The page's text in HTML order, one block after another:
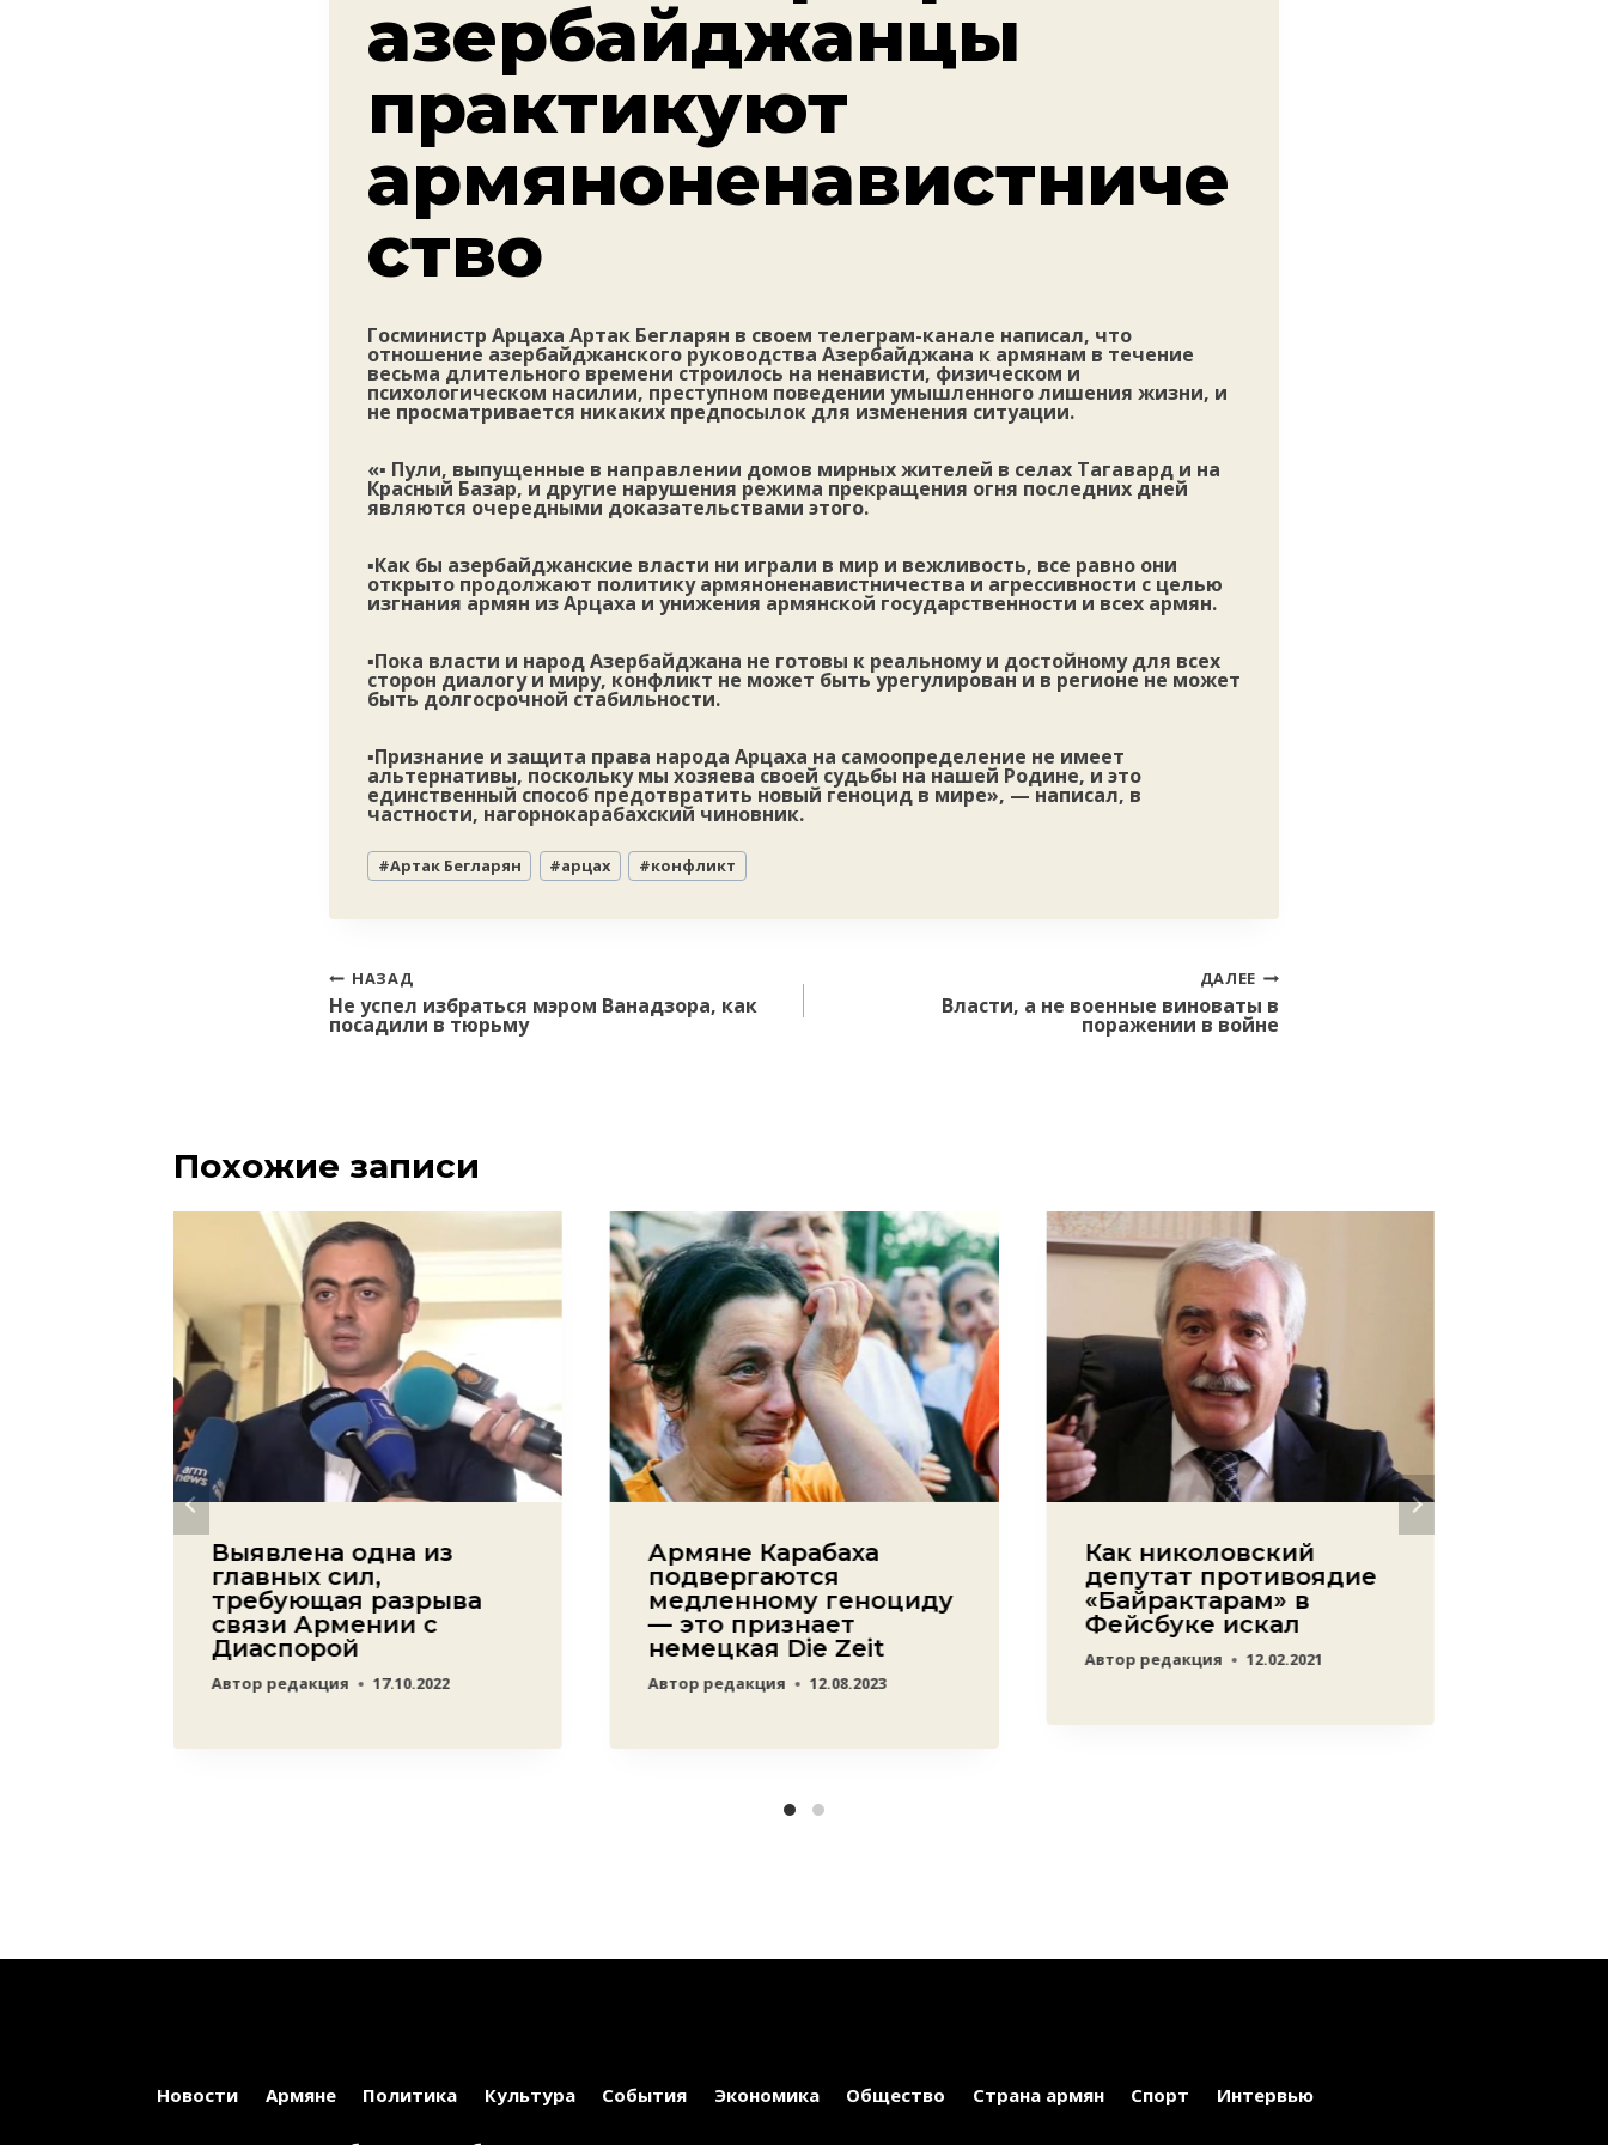
азербайджанцы
практикуют
армяноненавистниче
ство
Госминистр Арцаха Артак Бегларян в своем телеграм-канале написал, что
отношение азербайджанского руководства Азербайджана к армянам в течение
весьма длительного времени строилось на ненависти, физическом и
психологическом насилии, преступном поведении умышленного лишения жизни, и
не просматривается никаких предпосылок для изменения ситуации.
«▪️ Пули, выпущенные в направлении домов мирных жителей в селах Тагавард и на
Красный Базар, и другие нарушения режима прекращения огня последних дней
являются очередными доказательствами этого.
▪️Как бы азербайджанские власти ни играли в мир и вежливость, все равно они
открыто продолжают политику армяноненавистничества и агрессивности с целью
изгнания армян из Арцаха и унижения армянской государственности и всех армян.
▪️Пока власти и народ Азербайджана не готовы к реальному и достойному для всех
сторон диалогу и миру, конфликт не может быть урегулирован и в регионе не может
быть долгосрочной стабильности.
▪️Признание и защита права народа Арцаха на самоопределение не имеет
альтернативы, поскольку мы хозяева своей судьбы на нашей Родине, и это
единственный способ предотвратить новый геноцид в мире», — написал, в
частности, нагорнокарабахский чиновник.
Метки
записи:
#Артак Бегларян #арцах #конфликт
Навигация
по
записям
НАЗАД
Не успел избраться мэром Ванадзора, как
посадили в тюрьму
ДАЛЕЕ
Власти, а не военные виноваты в
поражении в войне
Похожие записи
Выявлена одна из
главных сил,
требующая разрыва
связи Армении с
Диаспорой
Автор редакция 17.10.2022
Армяне Карабаха
подвергаются
медленному геноциду
— это признает
немецкая Die Zeit
Автор редакция 12.08.2023
Как николовский
депутат противоядие
«Байрактарам» в
Фейсбуке искал
Автор редакция 12.02.2021
Новости Армяне Политика Культура События Экономика Общество Страна армян Спорт Интервью